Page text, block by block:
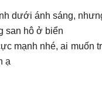
dưới ánh sáng,
san hô ở biển
mạnh nhé, ai muốn
ạ